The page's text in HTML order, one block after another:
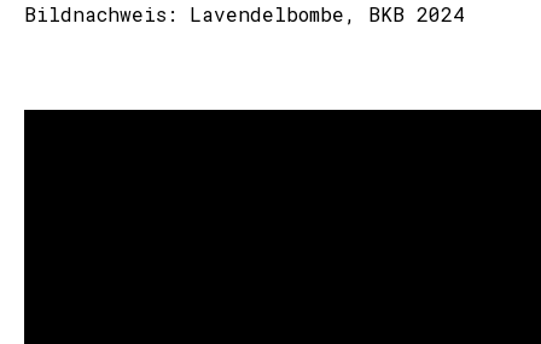
Bildnachweis: Lavendelbombe, BKB 2024